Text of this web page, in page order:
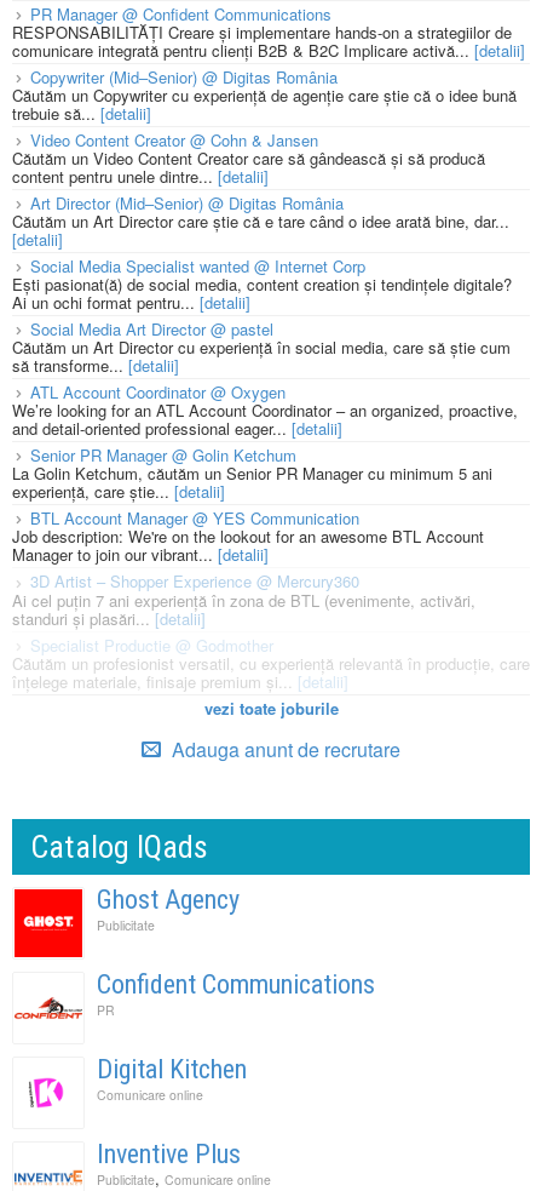
PR Manager @ Confident Communications
RESPONSABILITĂȚI Creare și implementare hands-on a strategiilor de
comunicare integrată pentru clienți B2B & B2C Implicare activă... [detalii]
Copywriter (Mid–Senior) @ Digitas România
Căutăm un Copywriter cu experiență de agenție care știe că o idee bună
trebuie să... [detalii]
Video Content Creator @ Cohn & Jansen
Căutăm un Video Content Creator care să gândească și să producă
content pentru unele dintre... [detalii]
Art Director (Mid–Senior) @ Digitas România
Căutăm un Art Director care știe că e tare când o idee arată bine, dar...
[detalii]
Social Media Specialist wanted @ Internet Corp
Ești pasionat(ă) de social media, content creation și tendințele digitale?
Ai un ochi format pentru... [detalii]
Social Media Art Director @ pastel
Căutăm un Art Director cu experiență în social media, care să știe cum
să transforme... [detalii]
ATL Account Coordinator @ Oxygen
We’re looking for an ATL Account Coordinator – an organized, proactive,
and detail-oriented professional eager... [detalii]
Senior PR Manager @ Golin Ketchum
La Golin Ketchum, căutăm un Senior PR Manager cu minimum 5 ani
experiență, care știe... [detalii]
BTL Account Manager @ YES Communication
Job description: We're on the lookout for an awesome BTL Account
Manager to join our vibrant... [detalii]
3D Artist – Shopper Experience @ Mercury360
Ai cel puțin 7 ani experiență în zona de BTL (evenimente, activări,
standuri și plasări...[detalii]
Specialist Productie @ Godmother
Căutăm un profesionist versatil, cu experiență relevantă în producție, care
înțelege materiale, finisaje premium și... [detalii]
vezi toate joburile
Adauga anunt de recrutare
Catalog IQads
Ghost Agency
Publicitate
Confident Communications
PR
Digital Kitchen
Comunicare online
Inventive Plus
Publicitate, Comunicare online